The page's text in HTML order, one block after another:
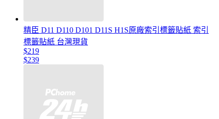
精臣 D11 D110 D101 D11S H1S原廠索引標籤貼紙 索引
標籤貼紙 台灣現貨
$219
$239